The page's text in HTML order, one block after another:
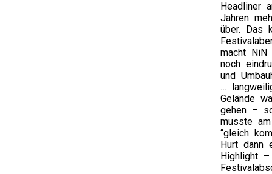
Headliner
Jahren
über. Das
macht NiN
noch
und
…
Gelände
gehen –
musste
“gleich
Hurt dann
Highlight